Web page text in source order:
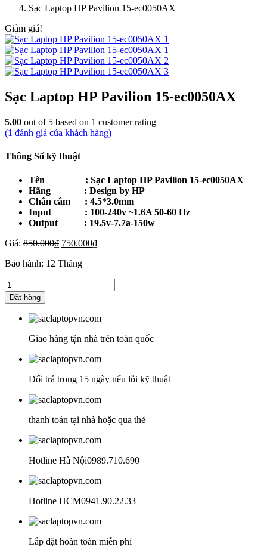
Sạc Laptop HP Pavilion 15-ec0050AX
Giảm giá!
Sạc Laptop HP Pavilion 15-ec0050AX
5.00 out of 5 based on 1 customer rating
(1 đánh giá của khách hàng)
Thông Số kỹ thuật
Tên : Sạc Laptop HP Pavilion 15-ec0050AX
Hãng : Design by HP
Chân cắm : 4.5*3.0mm
Input : 100-240v ~1.6A 50-60 Hz
Output : 19.5v-7.7a-150w
Giá: 850.000₫ Giá
là:
750.000₫Giá
Bảo hành: 12 Tháng
Sạc
Laptop
HP
Pavilion
ec0050AX
lượng
Đặt hàng
Giao hàng tận nhà trên toàn quốc
Đổi trả trong 15 ngày nếu lỗi kỹ thuật
thanh toán tại nhà hoặc qua thẻ
Hotline Hà Nội0989.710.690
Hotline HCM0941.90.22.33
Lắp đặt hoàn toàn miễn phí